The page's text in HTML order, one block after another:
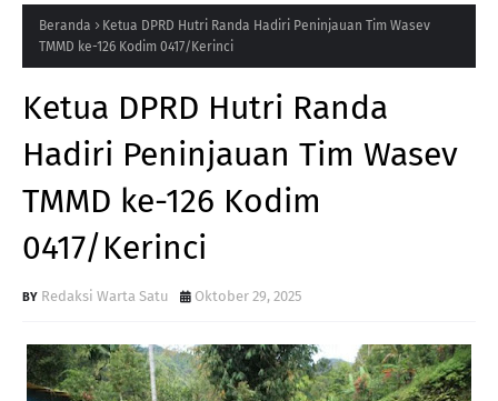
Beranda
Ketua DPRD Hutri Randa Hadiri Peninjauan Tim Wasev
TMMD ke-126 Kodim 0417/Kerinci
Ketua DPRD Hutri Randa
Hadiri Peninjauan Tim Wasev
TMMD ke-126 Kodim
0417/Kerinci
Redaksi Warta Satu Oktober 29, 2025